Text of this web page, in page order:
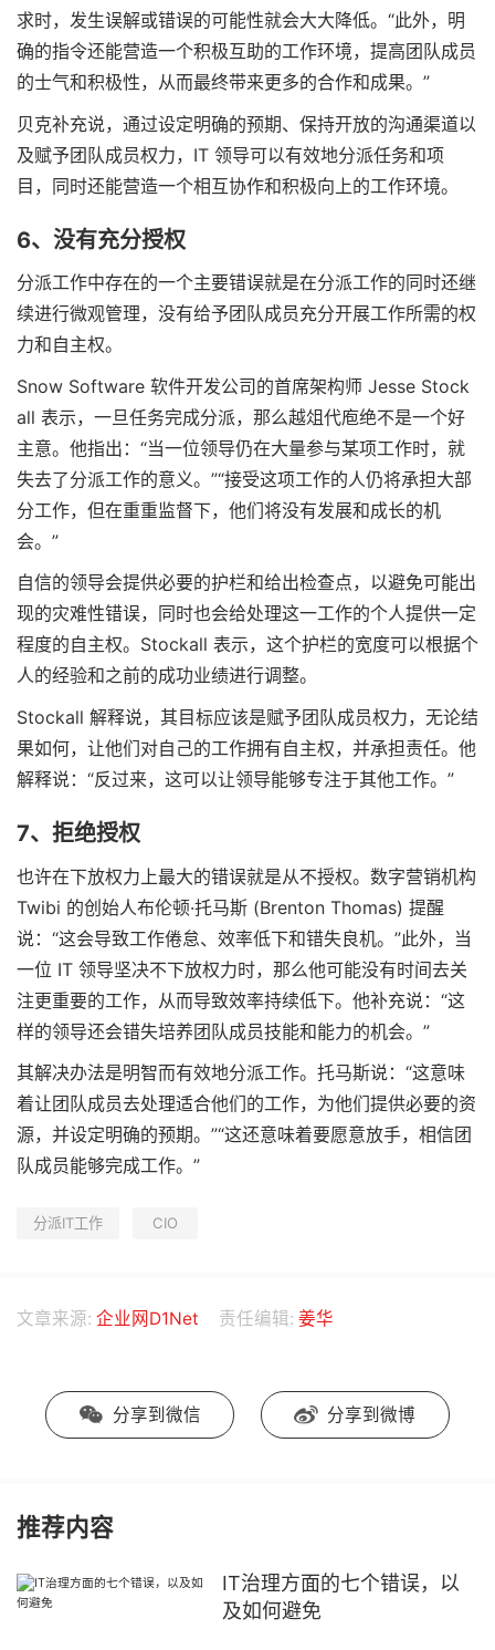
求时，发生误解或错误的可能性就会大大降低。“此外，明
确的指令还能营造一个积极互助的工作环境，提高团队成员
的士气和积极性，从而最终带来更多的合作和成果。”
贝克补充说，通过设定明确的预期、保持开放的沟通渠道以
及赋予团队成员权力，IT 领导可以有效地分派任务和项
目，同时还能营造一个相互协作和积极向上的工作环境。
6、没有充分授权
分派工作中存在的一个主要错误就是在分派工作的同时还继
续进行微观管理，没有给予团队成员充分开展工作所需的权
力和自主权。
Snow Software 软件开发公司的首席架构师 Jesse Stock
all 表示，一旦任务完成分派，那么越俎代庖绝不是一个好
主意。他指出：“当一位领导仍在大量参与某项工作时，就
失去了分派工作的意义。”“接受这项工作的人仍将承担大部
分工作，但在重重监督下，他们将没有发展和成长的机
会。”
自信的领导会提供必要的护栏和给出检查点，以避免可能出
现的灾难性错误，同时也会给处理这一工作的个人提供一定
程度的自主权。Stockall 表示，这个护栏的宽度可以根据个
人的经验和之前的成功业绩进行调整。
Stockall 解释说，其目标应该是赋予团队成员权力，无论结
果如何，让他们对自己的工作拥有自主权，并承担责任。他
解释说：“反过来，这可以让领导能够专注于其他工作。”
7、拒绝授权
也许在下放权力上最大的错误就是从不授权。数字营销机构
Twibi 的创始人布伦顿·托马斯 (Brenton Thomas) 提醒
说：“这会导致工作倦怠、效率低下和错失良机。”此外，当
一位 IT 领导坚决不下放权力时，那么他可能没有时间去关
注更重要的工作，从而导致效率持续低下。他补充说：“这
样的领导还会错失培养团队成员技能和能力的机会。”
其解决办法是明智而有效地分派工作。托马斯说：“这意味
着让团队成员去处理适合他们的工作，为他们提供必要的资
源，并设定明确的预期。”“这还意味着要愿意放手，相信团
队成员能够完成工作。”
分派IT工作 CIO
文章来源: 企业网D1Net 责任编辑: 姜华
分享到微信 分享到微博
推荐内容
IT治理方面的七个错误，以
及如何避免